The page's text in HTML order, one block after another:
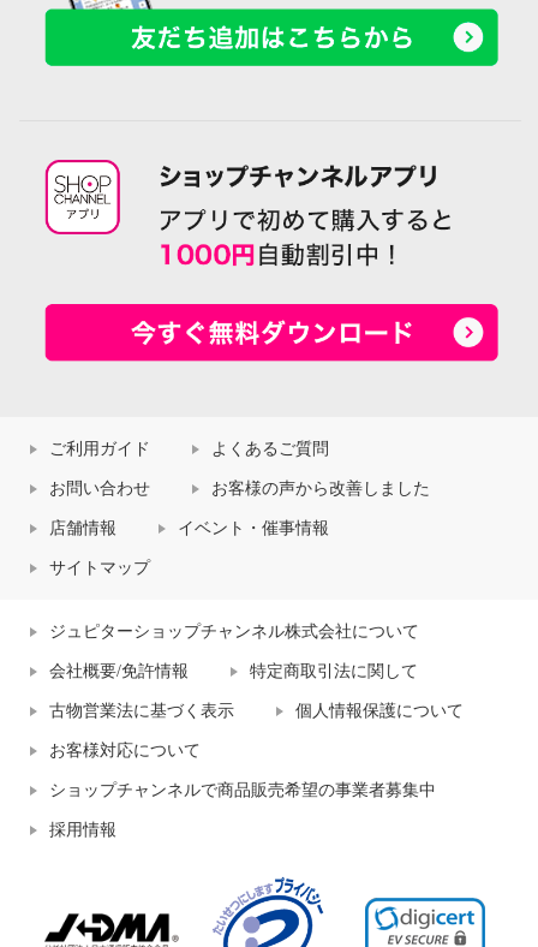
ご利用ガイド よくあるご質問
お問い合わせ お客様の声から改善しました
店舗情報 イベント・催事情報
サイトマップ
ジュピターショップチャンネル株式会社について
会社概要/免許情報 特定商取引法に関して
古物営業法に基づく表示 個人情報保護について
お客様対応について
ショップチャンネルで商品販売希望の事業者募集中
採用情報